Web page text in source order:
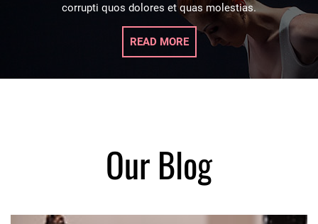
corrupti quos dolores et quas molestias.
READ MORE
Our Blog